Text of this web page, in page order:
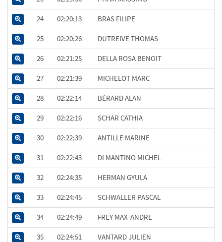
24 02:20:13 BRAS FILIPE
25 02:20:26 DUTREIVE THOMAS
26 02:21:25 DELLA ROSA BENOIT
27 02:21:39 MICHELOT MARC
28 02:22:14 BÉRARD ALAN
29 02:22:16 SCHÄR CATHIA
30 02:22:39 ANTILLE MARINE
31 02:22:43 DI MANTINO MICHEL
32 02:24:35 HERMAN GYULA
33 02:24:45 SCHWALLER PASCAL
34 02:24:49 FREY MAX-ANDRE
35 02:24:51 VANTARD JULIEN